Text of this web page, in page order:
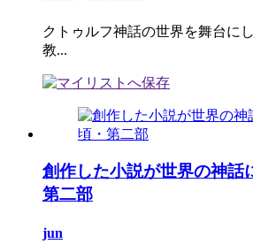
クトゥルフ神話の世界を舞台に
教...
創作した小説が世界の神話
第二部
jun